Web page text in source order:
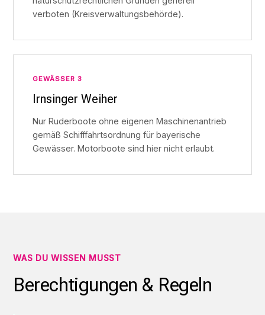
verboten (Kreisverwaltungsbehörde).
GEWÄSSER 3
Irnsinger Weiher
Nur Ruderboote ohne eigenen Maschinenantrieb
gemäß Schifffahrtsordnung für bayerische
Gewässer. Motorboote sind hier nicht erlaubt.
WAS DU WISSEN MUSST
Berechtigungen & Regeln